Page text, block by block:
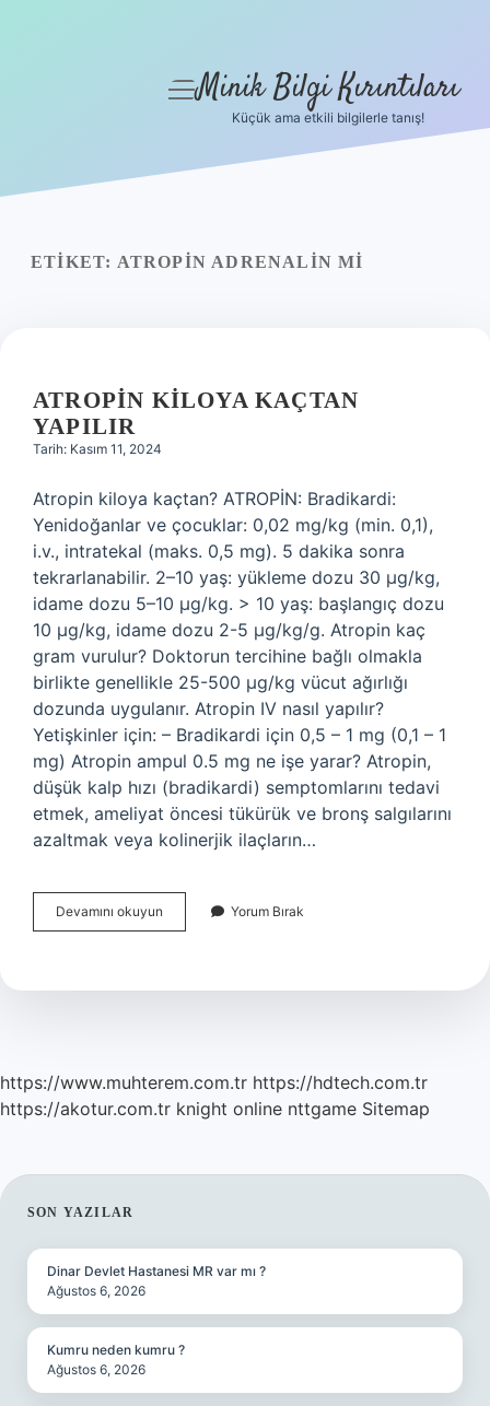
Yasal Uyarı
menüyü
Minik Bilgi Kırıntıları
Küçük ama etkili bilgilerle tanış!
ETIKET: ATROPIN ADRENALIN MI
ATROPIN KILOYA KAÇTAN
YAPILIR
Tarih: Kasım 11, 2024
Atropin kiloya kaçtan? ATROPİN: Bradikardi:
Yenidoğanlar ve çocuklar: 0,02 mg/kg (min. 0,1),
i.v., intratekal (maks. 0,5 mg). 5 dakika sonra
tekrarlanabilir. 2–10 yaş: yükleme dozu 30 µg/kg,
idame dozu 5–10 µg/kg. > 10 yaş: başlangıç ​​dozu
10 µg/kg, idame dozu 2-5 µg/kg/g. Atropin kaç
gram vurulur? Doktorun tercihine bağlı olmakla
birlikte genellikle 25-500 µg/kg vücut ağırlığı
dozunda uygulanır. Atropin IV nasıl yapılır?
Yetişkinler için: – Bradikardi için 0,5 – 1 mg (0,1 – 1
mg) Atropin ampul 0.5 mg ne işe yarar? Atropin,
düşük kalp hızı (bradikardi) semptomlarını tedavi
etmek, ameliyat öncesi tükürük ve bronş salgılarını
azaltmak veya kolinerjik ilaçların…
Devamını okuyun
Kiloya
Yorum Bırak
https://www.muhterem.com.tr https://hdtech.com.tr
https://akotur.com.tr knight online nttgame Sitemap
SIDEBAR
SON YAZILAR
Dinar Devlet Hastanesi MR var mı ?
Ağustos 6, 2026
Kumru neden kumru ?
Ağustos 6, 2026